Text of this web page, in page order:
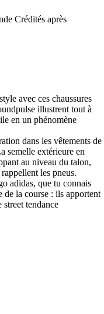
Crédités après
avec ces chaussures
illustrent tout à
en un phénomène
dans les vêtements de
semelle extérieure en
au niveau du talon,
les pneus.
adidas, que tu connais
de la course : ils apportent
tendance